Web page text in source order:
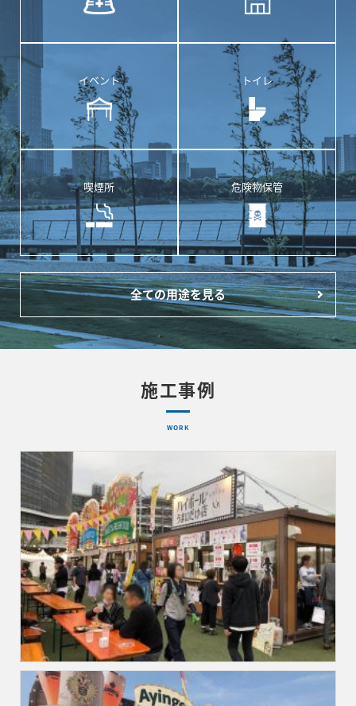
イベント トイレ
喫煙所 危険物保管
全ての用途を見る
施工事例
WORK